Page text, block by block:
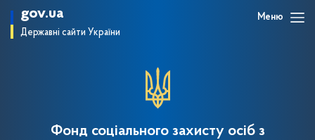
gov.ua
Державні сайти України
Меню
Фонд соціального захисту осіб з